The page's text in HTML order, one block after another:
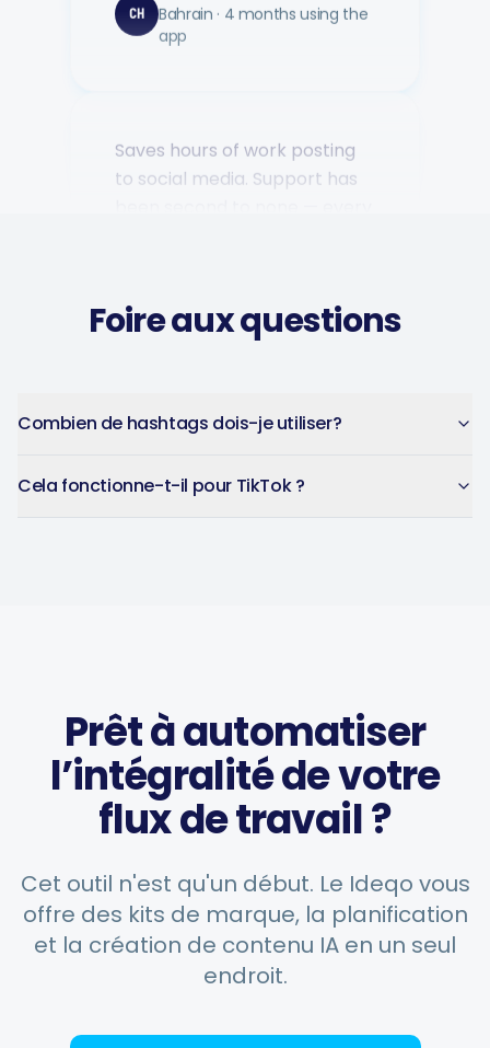
app
to social media. Support has
been second to none — every
our brand voice and adjusted
copy-paste. Once it's set, it
The AI-powered captions
adapt per platform and keep
the brand voice consistent.
You can plan weeks of
content in advance and let
CH
Chefio
Bahrain · 4 months using the
app
Foire aux questions
Combien de hashtags dois-je utiliser?
Cela fonctionne-t-il pour TikTok ?
Prêt à automatiser
l’intégralité de votre
flux de travail ?
Cet outil n'est qu'un début. Le Ideqo vous
offre des kits de marque, la planification
et la création de contenu IA en un seul
endroit.